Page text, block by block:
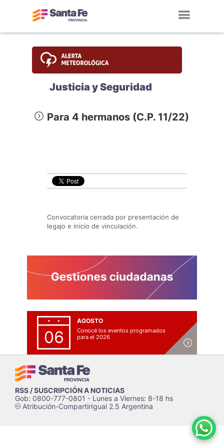
Justicia y Seguridad
Para 4 hermanos (C.P. 11/22)
Convocatoria cerrada por presentación de
legajo e inicio de vinculación.
06
AGOSTO
Conocé los eventos programados
para el 2026
RSS / SUSCRIPCIÓN A NOTICIAS
Gob: 0800-777-0801 - Lunes a Viernes: 8-18 hs
cAtribución-CompartirIgual 2.5 Argentina